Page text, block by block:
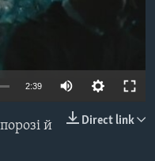
available
2:39
Direct link
й